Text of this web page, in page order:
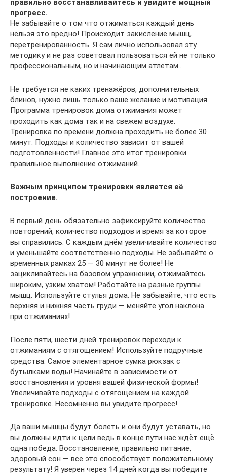
правильно восстанавливайтесь и увидите мощный
прогресс.
Не забывайте о том что отжиматься каждый день
нельзя это вредно! Происходит закисление мышц,
перетренированность. Я сам лично использовал эту
методику и не раз советовал пользоваться ей не только
профессиональным, но и начинающим атлетам…
Не требуется не каких тренажёров, дополнительных
блинов, нужно лишь только ваше желание и мотивация.
Программа тренировок дома отжимания может
проходить как дома так и на свежем воздухе.
Тренировка по времени должна проходить не более 30
минут. Подходы и количество зависит от вашей
подготовленности! Главное это итог тренировки
правильное выполнение отжиманий.
Важным принципом тренировки является её
построение.
В первый день обязательно зафиксируйте количество
повторений, количество подходов и время за которое
вы справились. С каждым днём увеличивайте количество
и уменьшайте соответственно подходы. Не забывайте о
временных рамках 25 — 30 минут не более! Не
зацикливайтесь на базовом упражнении, отжимайтесь
широким, узким хватом! Работайте на разные группы
мышц. Используйте стулья дома. Не забывайте, что есть
верхняя и нижняя часть груди — меняйте угол наклона
при отжиманиях!
После пяти, шести дней тренировок переходи к
отжиманиям с отягощением! Используйте подручные
средства. Самое элементарное сумка рюкзак с
бутылками воды! Начинайте в зависимости от
восстановления и уровня вашей физической формы!
Увеличивайте подходы с отягощением на каждой
тренировке. Несомненно вы увидите прогресс!
Да ваши мышцы будут болеть и они будут уставать, но
вы должны идти к цели ведь в конце пути нас ждёт ещё
одна победа. Восстановление, правильно питание,
здоровый сон — все это способствует положительному
результату! Я уверен через 14 дней когда вы победите